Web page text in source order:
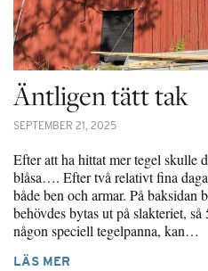
Äntligen tätt tak
SEPTEMBER 21, 2025
Efter att ha hittat mer tegel skulle
blåsa…. Efter två relativt fina
både ben och armar. På baksidan
behövdes bytas ut på slakteriet,
någon speciell tegelpanna, kan…
LÄS MER